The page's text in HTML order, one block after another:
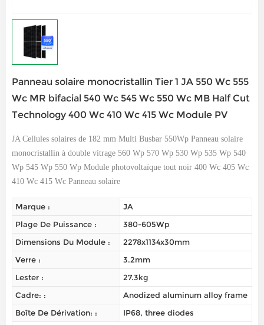
Panneau solaire monocristallin Tier 1 JA 550 Wc 555
Wc MR bifacial 540 Wc 545 Wc 550 Wc MB Half Cut
Technology 400 Wc 410 Wc 415 Wc Module PV
JA Cellules solaires de 182 mm Multi Busbar 550Wp Panneau solaire
monocristallin à double vitrage 560 Wp 570 Wp 530 Wp 535 Wp 540
Wp 545 Wp 550 Wp Module photovoltaïque tout noir 400 Wc 405 Wc
410 Wc 415 Wc Panneau solaire
Marque :
JA
Plage De Puissance :
380-605Wp
Dimensions Du Module :
2278x1134x30mm
Verre :
3.2mm
Lester :
27.3kg
Cadre: :
Anodized aluminum alloy frame
Boîte De Dérivation: :
IP68, three diodes